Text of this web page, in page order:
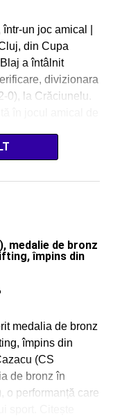
un joc amical |
din Cupa
a întâlnit
divizionara
0), la Crăciunelu.
medalie de bronz
împins din
medalia de bronz
împins din
(CS
de bronz în
o performanță care